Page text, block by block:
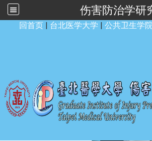
伤害防治学研
回首页 | 台北医学大学 | 公共卫生学